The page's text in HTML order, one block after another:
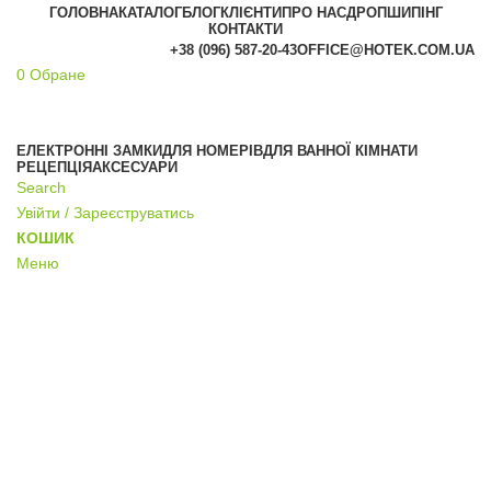
ГОЛОВНАКАТАЛОГБЛОГКЛІЄНТИ ПРО НАСДРОПШИПІНГ
КОНТАКТИ
+38 (096) 587-20-43OFFICE@HOTEK.COM.UA
0 Обране
ЕЛЕКТРОННІ ЗАМКИДЛЯ НОМЕРІВДЛЯ ВАННОЇ КІМНАТИ
РЕЦЕПЦІЯАКСЕСУАРИ
Search
Увійти / Зареєструватись
КОШИК
Меню